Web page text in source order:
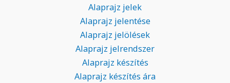
Alaprajz jelek
Alaprajz jelentése
Alaprajz jelölések
Alaprajz jelrendszer
Alaprajz készítés
Alaprajz készítés ára